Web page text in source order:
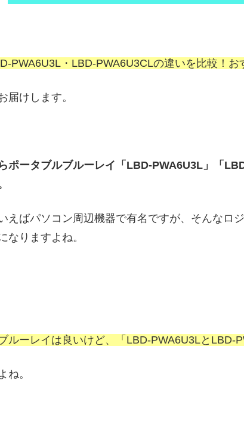
PWA6U3L・LBD-PWA6U3CLの違いを比較！お
届けします。
ポータブルブルーレイ「LBD-PWA6U3L」「
えばパソコン周辺機器で有名ですが、そんなロ
なりますよね。
ルーレイは良いけど、「LBD-PWA6U3LとLBD-
ね。